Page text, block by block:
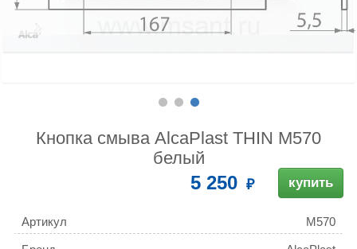
Кнопка смыва AlcaPlast THIN M570
белый
5 250 купить
Артикул M570